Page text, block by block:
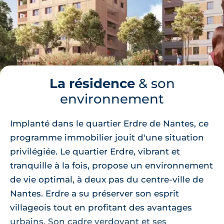
La résidence& son
environnement
Implanté dans le quartier Erdre de Nantes, ce
programme immobilier jouit d'une situation
privilégiée. Le quartier Erdre, vibrant et
tranquille à la fois, propose un environnement
de vie optimal, à deux pas du centre-ville de
Nantes. Erdre a su préserver son esprit
villageois tout en profitant des avantages
urbains. Son cadre verdoyant et ses